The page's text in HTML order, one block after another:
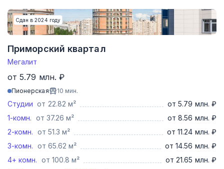
Сдан в 2024 году
Приморский квартал
Мегалит
от 5.79 млн. ₽
Пионерская 10 мин.
Студии от 22.82 м²
от 5.79 млн. ₽
1-комн. от 37.26 м²
от 8.56 млн. ₽
2-комн. от 51.3 м²
от 11.24 млн. ₽
3-комн. от 65.62 м²
от 14.56 млн. ₽
4+ комн. от 100.8 м²
от 21.65 млн. ₽